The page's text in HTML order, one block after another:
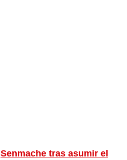
Senmache tras asumir el